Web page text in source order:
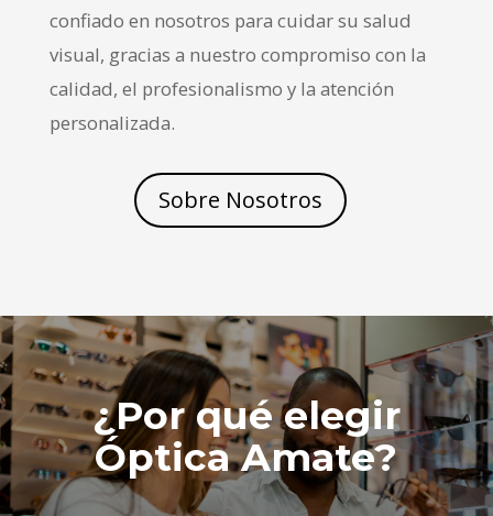
confiado en nosotros para cuidar su salud
visual, gracias a nuestro compromiso con la
calidad, el profesionalismo y la atención
personalizada.
Sobre Nosotros
¿Por qué elegir
Óptica Amate?